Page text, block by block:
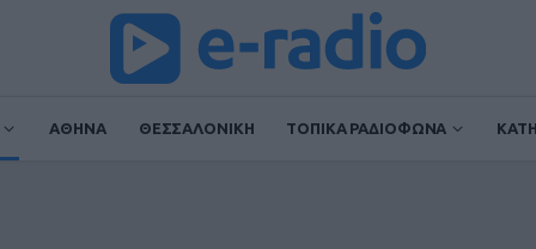
ΑΘΗΝΑ ΘΕΣΣΑΛΟΝΙΚΗ ΤΟΠΙΚΑ ΡΑΔΙΟΦΩΝΑ